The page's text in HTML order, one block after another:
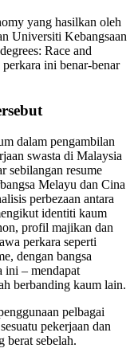
yang hasilkan oleh
Universiti Kebangsaan
Race and
ini benar-benar
dalam pengambilan
swasta di Malaysia
sebilangan resume
Melayu dan Cina
perbezaan antara
identiti kaum
profil majikan dan
perkara seperti
dengan bangsa
ini – mendapat
berbanding kaum lain.
pelbagai
pekerjaan dan
berat sebelah.